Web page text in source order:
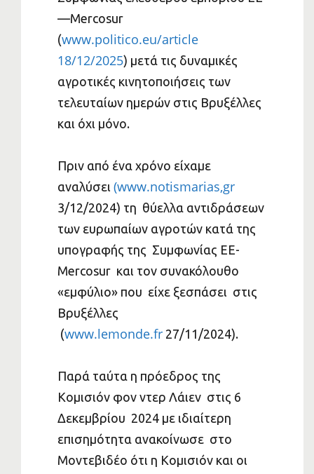
—Mercosur
(www.politico.eu/article
18/12/2025) μετά τις δυναμικές
αγροτικές κινητοποιήσεις των
τελευταίων ημερών στις Βρυξέλλες
και όχι μόνο.
Πριν από ένα χρόνο είχαμε
αναλύσει(www.notismarias,gr
3/12/2024) τη θύελλα αντιδράσεων
των ευρωπαίων αγροτών κατά της
υπογραφής της Συμφωνίας ΕΕ-
Mercosur και τον συνακόλουθο
«εμφύλιο» που είχε ξεσπάσει στις
Βρυξέλλες
(www.lemonde.fr 27/11/2024).
Παρά ταύτα η πρόεδρος της
Κομισιόν φον ντερ Λάιεν στις 6
Δεκεμβρίου 2024 με ιδιαίτερη
επισημότητα ανακοίνωσε στο
Μοντεβιδέο ότι η Κομισιόν και οι